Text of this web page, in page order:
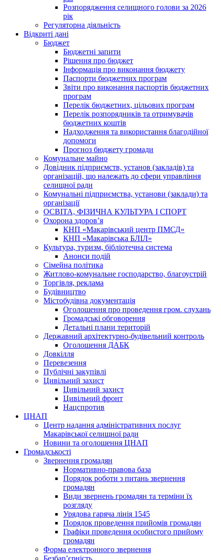
Розпорядження селищного голови за 2026
рік
Регуляторна діяльність
Відкриті дані
Бюджет
Бюджетні запити
Рішення про бюджет
Інформація про виконання бюджету
Паспорти бюджетних програм
Звіти про виконання паспортів бюджетних
програм
Перелік бюджетних, цільових програм
Перелік розпорядників та отримувачів
бюджетних коштів
Надходження та використання благодійної
допомоги
Прогноз бюджету громади
Комунальне майно
Довідник підприємств, установ (закладів) та
організацій, що належать до сфери управління
селищної ради
Комунальні підприємства, установи (заклади) та
організації
ОСВІТА, ФІЗИЧНА КУЛЬТУРА І СПОРТ
Охорона здоров’я
КНП «Макарівський центр ПМСД»
КНП «Макарівська БЛІЛ»
Культура, туризм, бібліотечна система
Анонси подій
Сімейна політика
Житлово-комунальне господарство, благоустрій
Торгівля, реклама
Будівництво
Містобудівна документація
Оголошення про проведення гром. слухань
Громадські обговорення
Детальні плани територій
Державний архітектурно-будівельний контроль
Оголошення ДАБК
Довкілля
Перевезення
Публічні закупівлі
Цивільний захист
Цивільний захист
Цивільний фронт
Нацспротив
ЦНАП
Центр надання адміністративних послуг
Макарівської селищної ради
Новини та оголошення ЦНАП
Громадськості
Звернення громадян
Нормативно-правова база
Порядок роботи з питань звернення
громадян
Види звернень громадян та терміни їх
розгляду
Урядова гаряча лінія 1545
Порядок проведення прийомів громадян
Графіки проведення особистого прийому
громадян
Форма електронного звернення
Безбар’єрність